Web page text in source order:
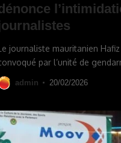
journaliste mauritanien
par l’unité de
admin 20/02/2026